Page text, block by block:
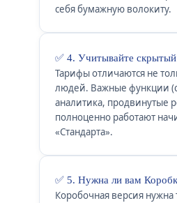
себя бумажную волокиту.
✅ 4. Учитывайте
Тарифы отличаются не
людей. Важные функции
аналитика, продвинутые
полноценно работают
«Стандарта».
✅ 5. Нужна ли вам
Коробочная версия нужна